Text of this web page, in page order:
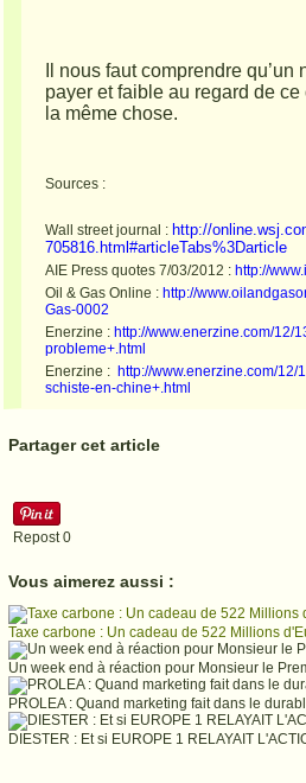
Il nous faut comprendre
payer et faible au regard de
la même chose.
Sources :
Wall street journal : http://
705816.html#articleTabs%3Darticle
AIE Press quotes 7/03/2012 : http://
Oil & Gas Online : http://
Gas-0002
Enerzine : http://www.enerzine.com/12/
probleme+.html
Enerzine : http://www.enerzine.com/
schiste-en-chine+.html
Partager cet article
Repost 0
Vous aimerez aussi :
Taxe carbone : Un cadeau de 522 Millions
Un week end à réaction pour Monsieur le
PROLEA : Quand marketing fait dans le
DIESTER : Et si EUROPE 1 RELAYAIT